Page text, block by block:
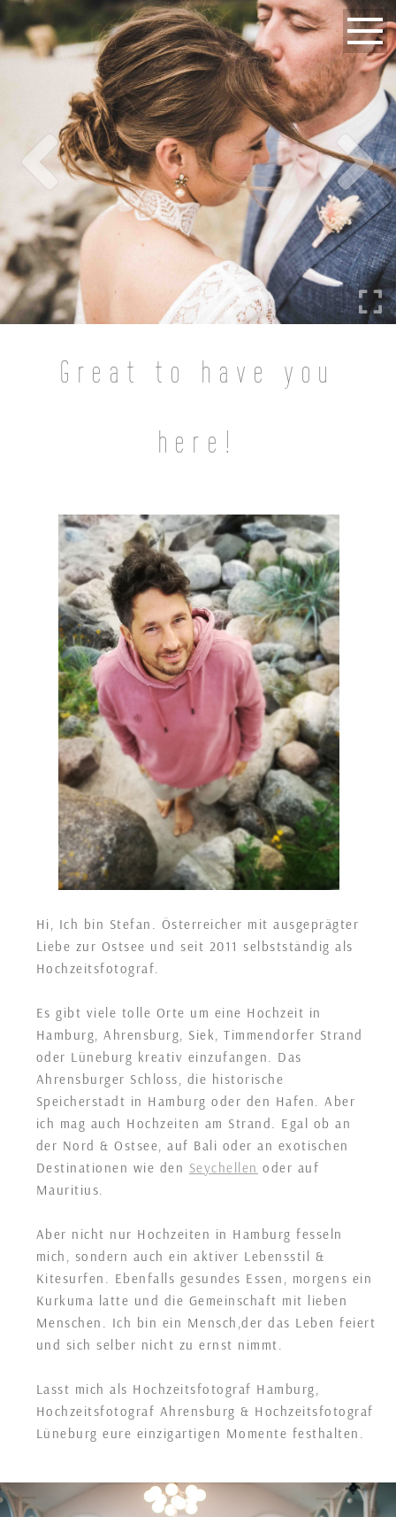
Great to have you
here!
Hi, Ich bin Stefan. Österreicher mit ausgeprägter
Liebe zur Ostsee und seit 2011 selbstständig als
Hochzeitsfotograf.
Es gibt viele tolle Orte um eine Hochzeit in
Hamburg, Ahrensburg, Siek, Timmendorfer Strand
oder Lüneburg kreativ einzufangen. Das
Ahrensburger Schloss, die historische
Speicherstadt in Hamburg oder den Hafen. Aber
ich mag auch Hochzeiten am Strand. Egal ob an
der Nord & Ostsee, auf Bali oder an exotischen
Destinationen wie den Seychellen oder auf
Mauritius.
Aber nicht nur Hochzeiten in Hamburg fesseln
mich, sondern auch ein aktiver Lebensstil &
Kitesurfen. Ebenfalls gesundes Essen, morgens ein
Kurkuma latte und die Gemeinschaft mit lieben
Menschen. Ich bin ein Mensch,der das Leben feiert
und sich selber nicht zu ernst nimmt.
Lasst mich als Hochzeitsfotograf Hamburg,
Hochzeitsfotograf Ahrensburg & Hochzeitsfotograf
Lüneburg eure einzigartigen Momente festhalten.